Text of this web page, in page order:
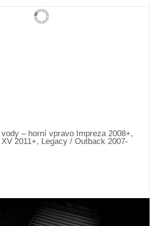
– horní vpravo Impreza 2008+,
2011+, Legacy / Outback 2007-